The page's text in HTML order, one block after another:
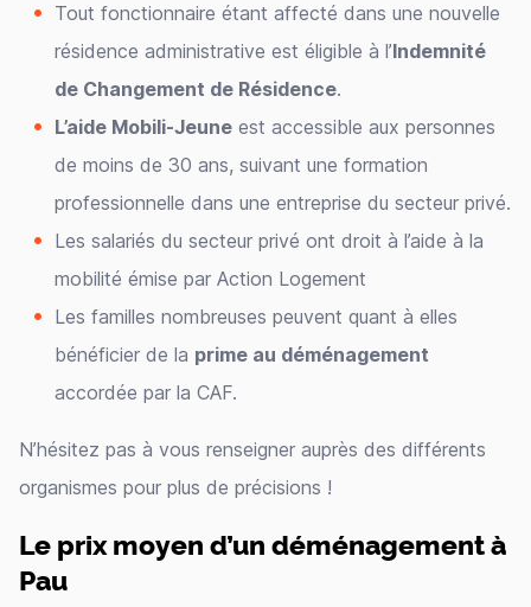
Tout fonctionnaire étant affecté dans une nouvelle
résidence administrative est éligible à l’Indemnité
de Changement de Résidence.
L’aide Mobili-Jeune est accessible aux personnes
de moins de 30 ans, suivant une formation
professionnelle dans une entreprise du secteur privé.
Les salariés du secteur privé ont droit à l’aide à la
mobilité émise par Action Logement
Les familles nombreuses peuvent quant à elles
bénéficier de la prime au déménagement
accordée par la CAF.
N’hésitez pas à vous renseigner auprès des différents
organismes pour plus de précisions !
Le prix moyen d’un déménagement à
Pau